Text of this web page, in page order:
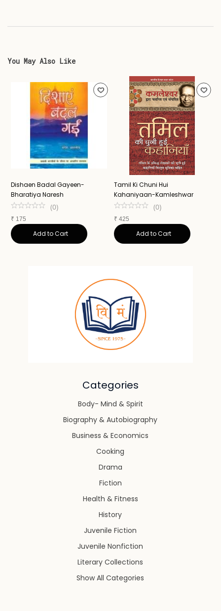
You May Also Like
Dishaen Badal Gayeen-
Bharatiya Naresh
(0)
₹ 175
Add to Cart
Tamil Ki Chuni Hui
Kahaniyaan-Kamleshwar
(0)
₹ 425
Add to Cart
Categories
Body- Mind & Spirit
Biography & Autobiography
Business & Economics
Cooking
Drama
Fiction
Health & Fitness
History
Juvenile Fiction
Juvenile Nonfiction
Literary Collections
Show All Categories